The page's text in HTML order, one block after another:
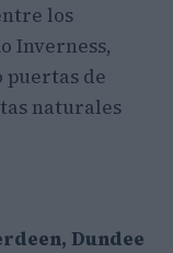
los
Inverness,
de
naturales
Dundee